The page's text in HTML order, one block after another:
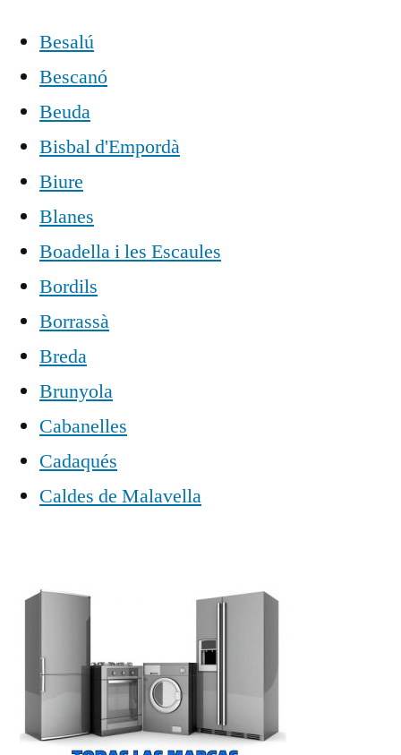
Besalú
Bescanó
Beuda
Bisbal d'Empordà
Biure
Blanes
Boadella i les Escaules
Bordils
Borrassà
Breda
Brunyola
Cabanelles
Cadaqués
Caldes de Malavella